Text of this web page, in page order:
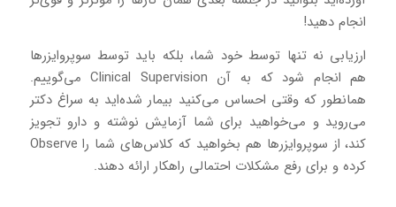
انجام دهید!
ارزیابی نه تنها توسط خود شما، بلکه باید توسط سوپروایزرها
هم انجام شود که به آن Clinical Supervision می‌گوییم.
همانطور که وقتی احساس می‌کنید بیمار شده‌اید به سراغ دکتر
می‌روید و می‌خواهید برای شما آزمایش نوشته و دارو تجویز
کند، از سوپروایزرها هم بخواهید که کلاس‌های شما را Observe
کرده و برای رفع مشکلات احتمالی راهکار ارائه دهند.